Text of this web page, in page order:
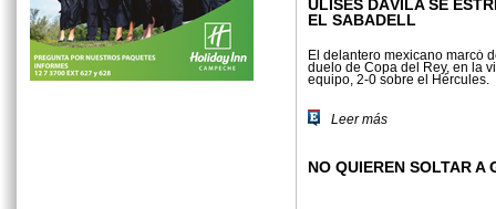
ULISES DÁVILA SE
EL SABADELL
El delantero mexicano marcó
duelo de Copa del Rey, en la
equipo, 2-0 sobre el Hércules.
Leer más
NO QUIEREN SOLTAR A